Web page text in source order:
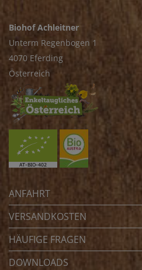
Biohof Achleitner
Unterm Regenbogen 1
4070 Eferding
Österreich
ANFAHRT
VERSANDKOSTEN
HÄUFIGE FRAGEN
DOWNLOADS